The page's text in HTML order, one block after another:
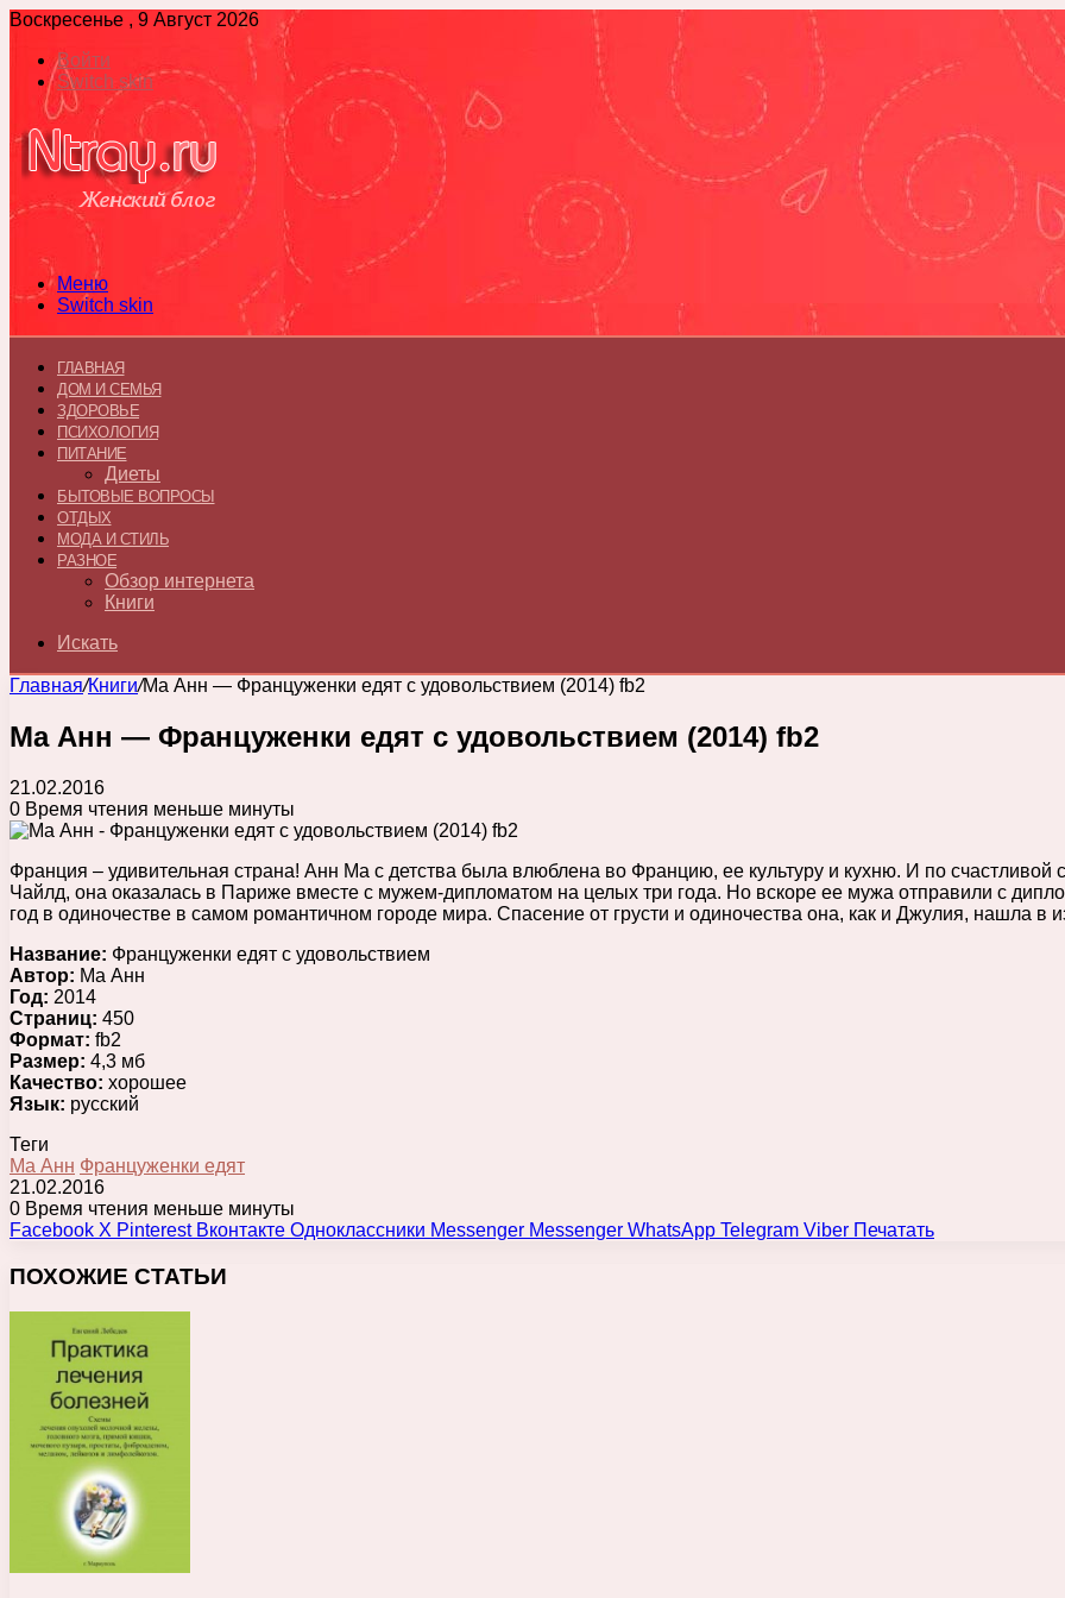
Воскресенье , 9 Август 2026
Войти
Switch skin
Меню
Switch skin
ГЛАВНАЯ
ДОМ И СЕМЬЯ
ЗДОРОВЬЕ
ПСИХОЛОГИЯ
ПИТАНИЕ
Диеты
БЫТОВЫЕ ВОПРОСЫ
ОТДЫХ
МОДА И СТИЛЬ
РАЗНОЕ
Обзор интернета
Книги
Искать
Главная/Книги/Ма Анн — Француженки едят с удовольствием (2014) fb2
Ма Анн — Француженки едят с удовольствием (2014) fb2
21.02.2016
0 Время чтения меньше минуты
Франция – удивительная страна! Анн Ма с детства была влюблена во Францию, ее культуру и кухню. И по счастливой
Чайлд, она оказалась в Париже вместе с мужем-дипломатом на целых три года. Но вскоре ее мужа отправили с
год в одиночестве в самом романтичном городе мира. Спасение от грусти и одиночества она, как и Джулия, нашла в
Название: Француженки едят с удовольствием
Автор: Ма Анн
Год: 2014
Страниц: 450
Формат: fb2
Размер: 4,3 мб
Качество: хорошее
Язык: русский
Теги
Ма Анн Француженки едят
21.02.2016
0 Время чтения меньше минуты
Facebook X Pinterest Вконтакте Одноклассники Messenger Messenger WhatsApp Telegram Viber Печатать
ПОХОЖИЕ СТАТЬИ